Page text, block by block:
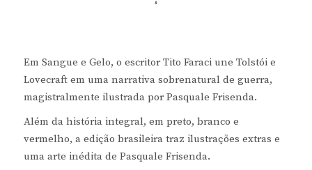
Em Sangue e Gelo, o escritor Tito Faraci une Tolstói e
Lovecraft em uma narrativa sobrenatural de guerra,
magistralmente ilustrada por Pasquale Frisenda.
Além da história integral, em preto, branco e
vermelho, a edição brasileira traz ilustrações extras e
uma arte inédita de Pasquale Frisenda.